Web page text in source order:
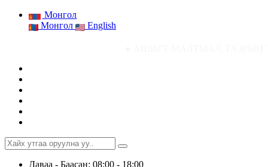
Монгол
Монгол
English
Даваа - Баасан: 08:00 - 18:00